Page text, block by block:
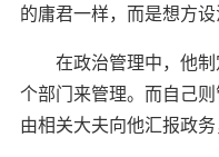
的庸君一样，而是想方设
在政治管理中，他
个部门来管理。而自己
由相关大夫向他汇报政